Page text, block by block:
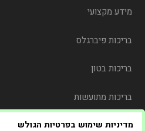
מדיניות שימוש בפרטיות הגולש
מידע מקצועי
בריכות פיברגלס
בריכות בטון
בריכות מתועשות
משלוח